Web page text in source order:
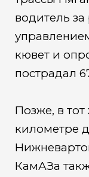
водитель
кювет и
пострадал
Позже, в
километре
КамАЗа